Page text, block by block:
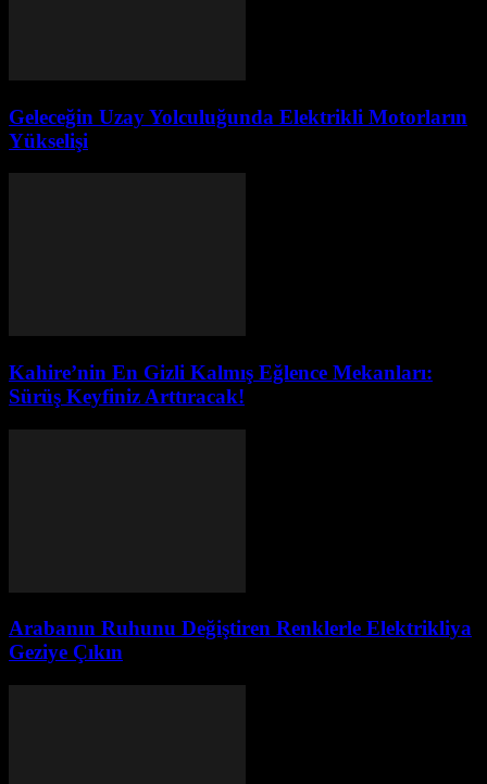
Geleceğin Uzay Yolculuğunda Elektrikli Motorların
Yükselişi
Kahire’nin En Gizli Kalmış Eğlence Mekanları:
Sürüş Keyfiniz Arttıracak!
Arabanın Ruhunu Değiştiren Renklerle Elektrikliya
Geziye Çıkın